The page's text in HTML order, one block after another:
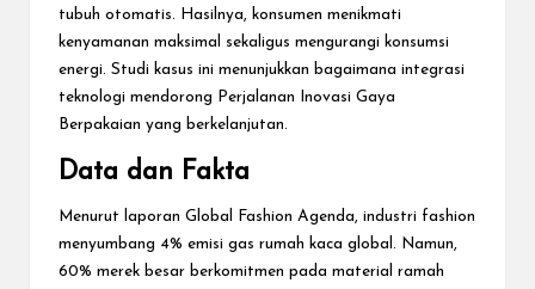
tubuh otomatis. Hasilnya, konsumen menikmati
kenyamanan maksimal sekaligus mengurangi konsumsi
energi. Studi kasus ini menunjukkan bagaimana integrasi
teknologi mendorong Perjalanan Inovasi Gaya
Berpakaian yang berkelanjutan.
Data dan Fakta
Menurut laporan Global Fashion Agenda, industri fashion
menyumbang 4% emisi gas rumah kaca global. Namun,
60% merek besar berkomitmen pada material ramah